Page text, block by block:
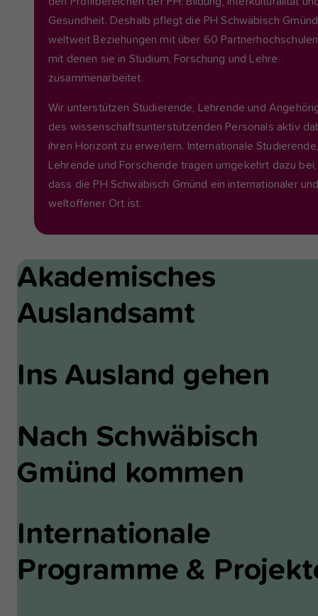
Gesundheit. Deshalb pflegt die PH Schwäbisch Gmünd
weltweit Beziehungen mit über 60
mit denen sie in Studium, Forschung und Lehre
zusammenarbeitet.
Wir unterstützen Studierende, Lehrende und
des wissenschaftsunterstützenden Personals aktiv
ihren Horizont zu erweitern. Internationale Studierende,
Lehrende und Forschende tragen umgekehrt dazu bei,
dass die PH Schwäbisch Gmünd ein internationaler
weltoffener Ort ist.
Akademisches
Auslandsamt
Ins Ausland gehen
Nach Schwäbisch
Gmünd kommen
Internationale
Programme &